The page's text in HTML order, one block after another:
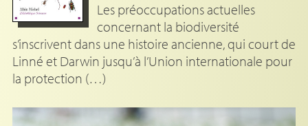
Les préoccupations actuelles
concernant la biodiversité
s’inscrivent dans une histoire ancienne, qui court de
Linné et Darwin jusqu’à l’Union internationale pour
la protection (…)